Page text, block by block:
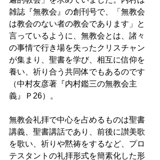
雑誌『無教会』の創刊号で、「無教会
は教会のない者の教会であります」と
言っているように、無教会とは、諸々
の事情で行き場を失ったクリスチャン
が集まり、聖書を学び、相互に信仰を
養い、祈り合う共同体でもあるのです
（中村友彦著『内村鑑三の無教会主
義』Ｐ26）。
無教会礼拝で中心を占めるものは聖書
講義、聖書講話であり、前後に讃美歌
を歌い、祈りや黙祷をするなど、プロ
テスタントの礼拝形式を簡素化した形